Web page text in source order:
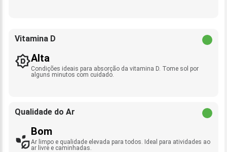
Vitamina D
Alta
Condições ideais para absorção da vitamina D. Tome sol por
alguns minutos com cuidado.
Qualidade do Ar
Bom
Ar limpo e qualidade elevada para todos. Ideal para atividades ao
ar livre e caminhadas.